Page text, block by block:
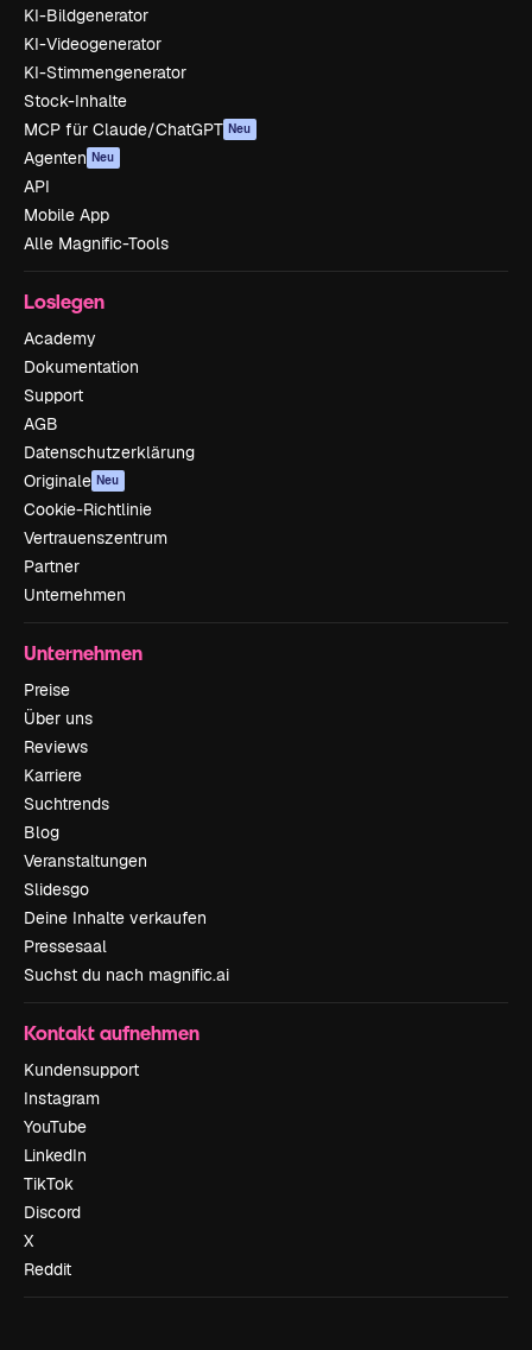
KI-Bildgenerator
KI-Videogenerator
KI-Stimmengenerator
Stock-Inhalte
MCP für Claude/ChatGPT Neu
Agenten Neu
API
Mobile App
Alle Magnific-Tools
Loslegen
Academy
Dokumentation
Support
AGB
Datenschutzerklärung
Originale Neu
Cookie-Richtlinie
Vertrauenszentrum
Partner
Unternehmen
Unternehmen
Preise
Über uns
Reviews
Karriere
Suchtrends
Blog
Veranstaltungen
Slidesgo
Deine Inhalte verkaufen
Pressesaal
Suchst du nach magnific.ai
Kontakt aufnehmen
Kundensupport
Instagram
YouTube
LinkedIn
TikTok
Discord
X
Reddit